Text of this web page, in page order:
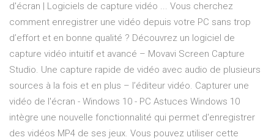
d'écran | Logiciels de capture vidéo ... Vous cherchez
comment enregistrer une vidéo depuis votre PC sans trop
d’effort et en bonne qualité ? Découvrez un logiciel de
capture vidéo intuitif et avancé – Movavi Screen Capture
Studio. Une capture rapide de vidéo avec audio de plusieurs
sources à la fois et en plus – l’éditeur vidéo. Capturer une
vidéo de l'écran - Windows 10 - PC Astuces Windows 10
intègre une nouvelle fonctionnalité qui permet d'enregistrer
des vidéos MP4 de ses jeux. Vous pouvez utiliser cette